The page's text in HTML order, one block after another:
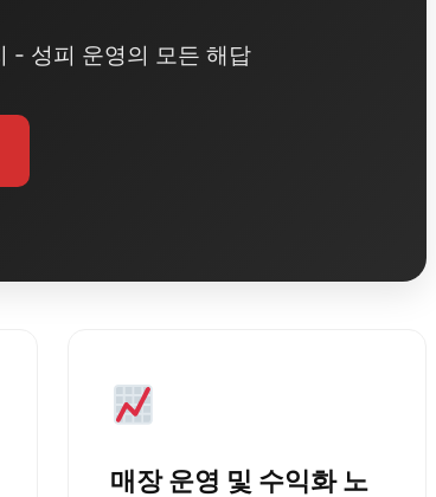
- 성피 운영의 모든 해답
매장 운영 및 수익화 노